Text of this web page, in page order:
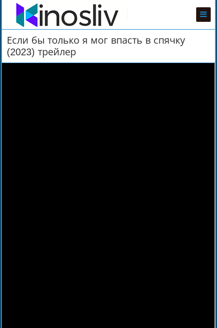
Если бы только я мог впасть в спячку
(2023) трейлер